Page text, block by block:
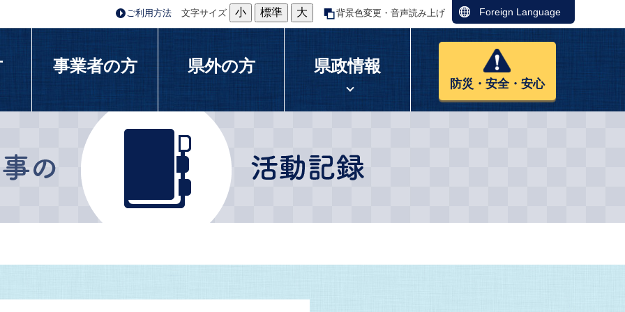
ご利用方法 文字サイズ 小 標準 大 背景色変更・音声読み上げ Foreign Language
事業者の方 県外の方 県政情報
防災・安全・安心